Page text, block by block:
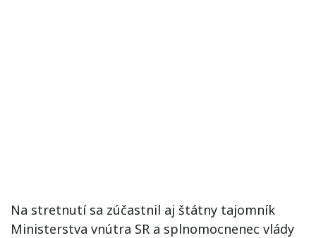
Na stretnutí sa zúčastnil aj štátny tajomník
Ministerstva vnútra SR a splnomocnenec vlády